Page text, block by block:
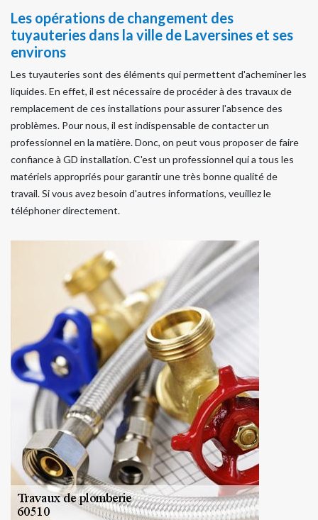
Les opérations de changement des
tuyauteries dans la ville de Laversines et ses
environs
Les tuyauteries sont des éléments qui permettent d'acheminer les
liquides. En effet, il est nécessaire de procéder à des travaux de
remplacement de ces installations pour assurer l'absence des
problèmes. Pour nous, il est indispensable de contacter un
professionnel en la matière. Donc, on peut vous proposer de faire
confiance à GD installation. C'est un professionnel qui a tous les
matériels appropriés pour garantir une très bonne qualité de
travail. Si vous avez besoin d'autres informations, veuillez le
téléphoner directement.